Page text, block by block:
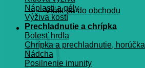
Vrátiť sa do obchodu
Košík
Náplasti a gély
Výživa kostí
Prechladnutie a chrípka
Bolesť hrdla
Chrípka a prechladnutie, horúčka
Nádcha
Posilnenie imunity